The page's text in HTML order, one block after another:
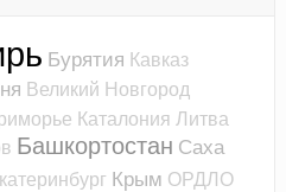
Бурятия Кавказ
Великий Новгород
Каталония Литва
Башкортостан Саха
Крым ОРДЛО